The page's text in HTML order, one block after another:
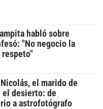
habló sobre
"No negocio la
el marido de
el desierto: de
a astrofotógrafo